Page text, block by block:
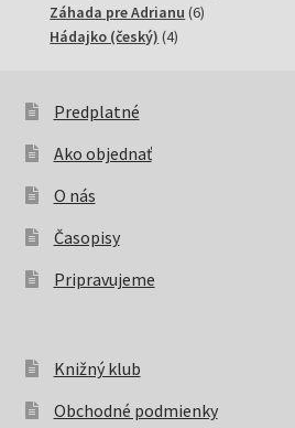
Záhada pre Adrianu 66
Hádajko (český) 44
Predplatné
Ako objednať
O nás
Časopisy
Pripravujeme
Knižný klub
Obchodné podmienky